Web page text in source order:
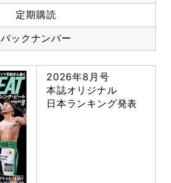
定期購読
バックナンバー
2026年8月号
本誌オリジナル
日本ランキング発表